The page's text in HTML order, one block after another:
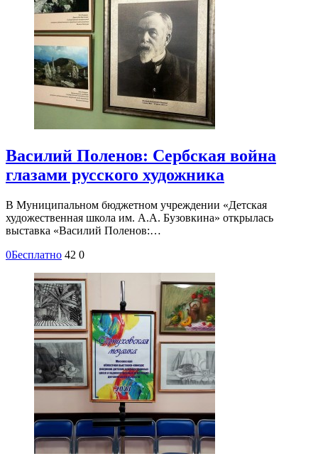
Василий Поленов: Сербская война
глазами русского художника
В Муниципальном бюджетном учреждении «Детская
художественная школа им. А.А. Бузовкина» открылась
выставка «Василий Поленов:…
0Бесплатно 42 0